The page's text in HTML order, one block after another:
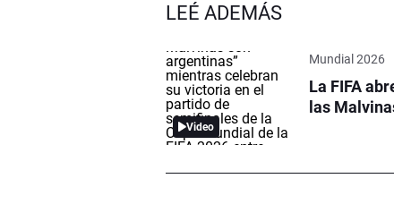
LEÉ ADEMÁS
Video
Mundial 2026
La FIFA
las